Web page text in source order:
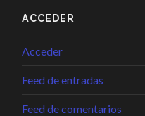
ACCEDER
Acceder
Feed de entradas
Feed de comentarios